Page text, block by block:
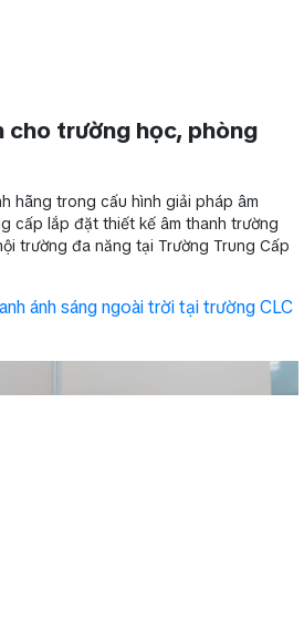
cho trường học, phòng
hãng trong cấu hình giải pháp âm
cấp lắp đặt thiết kế âm thanh trường
trường đa năng tại Trường Trung Cấp
ánh sáng ngoài trời tại trường CLC